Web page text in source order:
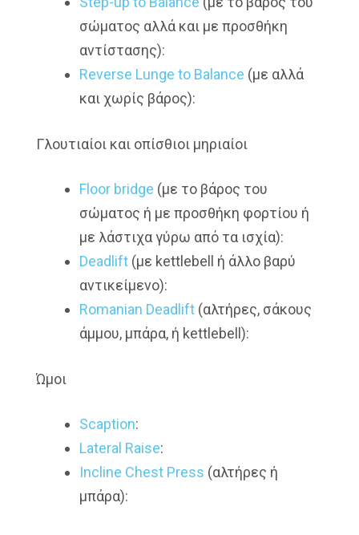
σώματος αλλά και με προσθήκη
αντίστασης):
Reverse Lunge to Balance (με αλλά
και χωρίς βάρος):
Γλουτιαίοι και οπίσθιοι μηριαίοι
Floor bridge (με το βάρος του
σώματος ή με προσθήκη φορτίου ή
με λάστιχα γύρω από τα ισχία):
Deadlift (με kettlebell ή άλλο βαρύ
αντικείμενο):
Romanian Deadlift (αλτήρες, σάκους
άμμου, μπάρα, ή kettlebell):
Ώμοι
Scaption:
Lateral Raise:
Incline Chest Press (αλτήρες ή
μπάρα):